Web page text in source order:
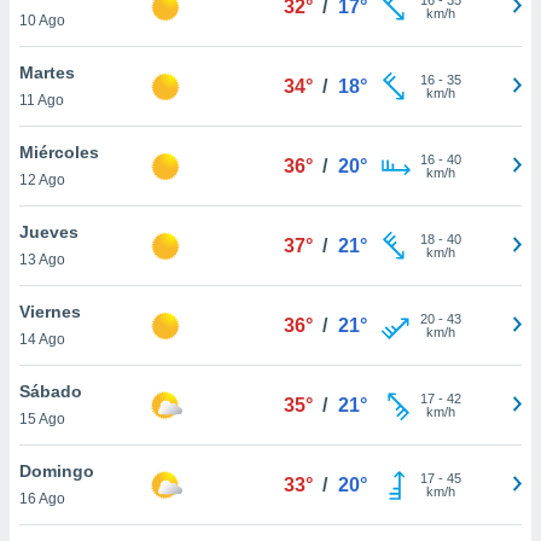
más
nuestra
y
de
disponible
cookies
aceptar
10 Ago
32° / 17°
km/h
Martes
11 Ago
34° / 18° 16- 35
km/h
Miércoles
12 Ago
36° / 20° 16- 40
km/h
Jueves
13 Ago
37° / 21° 18- 40
km/h
Viernes
14 Ago
36° / 21° 20- 43
km/h
Sábado
15 Ago
35° / 21° 17- 42
km/h
Domingo
16 Ago
33° / 20° 17- 45
km/h